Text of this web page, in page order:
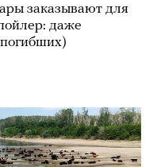
заказывают для
даже